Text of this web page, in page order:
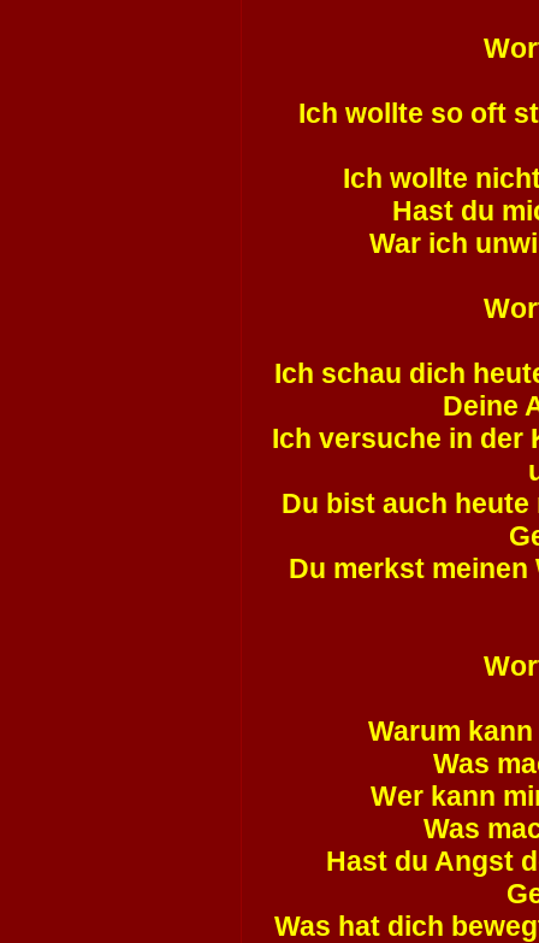
Ich wollte so oft
Ich wollte
Hast du
War ich
Ich schau dich
Deine
Ich versuche in der
Du bist auch
Du merkst
Warum
Was
Wer kann
Was
Hast du Angst
Was hat dich